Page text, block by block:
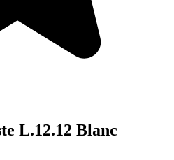
L.12.12 Blanc